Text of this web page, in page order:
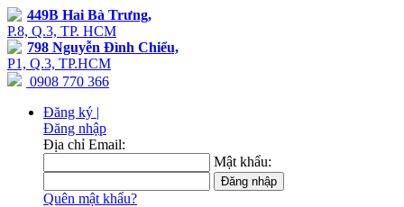
449B Hai Bà Trưng,
P.8, Q.3, TP. HCM
798 Nguyễn Đình Chiểu,
P1, Q.3, TP.HCM
0908 770 366
Đăng ký |
Đăng nhập
Địa chỉ Email:
Mật khẩu:
Quên mật khẩu?